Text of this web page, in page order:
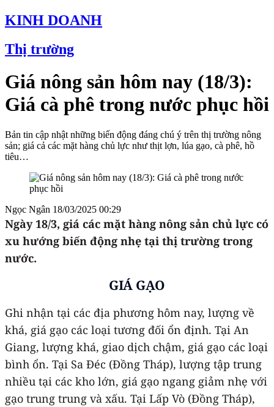
KINH DOANH
Thị trường
Giá nông sản hôm nay (18/3):
Giá cà phê trong nước phục hồi
Bản tin cập nhật những biến động đáng chú ý trên thị trường nông
sản; giá cả các mặt hàng chủ lực như thịt lợn, lúa gạo, cà phê, hồ
tiêu…
Ngọc Ngân 18/03/2025 00:29
Ngày 18/3, giá các mặt hàng nông sản chủ lực có
xu hướng biến động nhẹ tại thị trường trong
nước.
GIÁ GẠO
Ghi nhận tại các địa phương hôm nay, lượng về
khá, giá gạo các loại tương đối ổn định. Tại An
Giang, lượng khá, giao dịch chậm, giá gạo các loại
bình ổn. Tại Sa Đéc (Đồng Tháp), lượng tập trung
nhiều tại các kho lớn, giá gạo ngang giảm nhẹ với
gạo trung trung và xấu. Tại Lấp Vò (Đồng Tháp),